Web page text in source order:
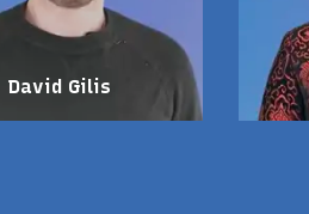
David Gilis